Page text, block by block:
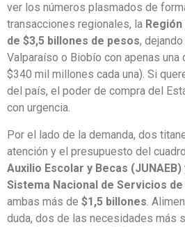
ver los números plasmados de
transacciones regionales, la
de $3,5 billones de pesos,
Valparaíso o Biobío con apenas
$340 mil millones cada una). Si
del país, el poder de compra del
con urgencia.
Por el lado de la demanda, dos
atención y el presupuesto del
Auxilio Escolar y Becas (JUNAEB)
Sistema Nacional de Servicios de
ambas más de $1,5 billones .
duda, dos de las necesidades más